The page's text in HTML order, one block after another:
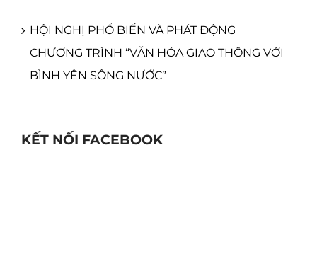
HỘI NGHỊ PHỔ BIẾN VÀ PHÁT ĐỘNG
CHƯƠNG TRÌNH “VĂN HÓA GIAO THÔNG VỚI
BÌNH YÊN SÔNG NƯỚC”
KẾT NỐI FACEBOOK